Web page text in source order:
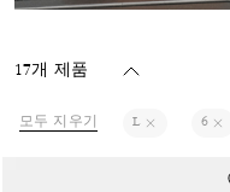
17개 제품
모두 지우기 L 6